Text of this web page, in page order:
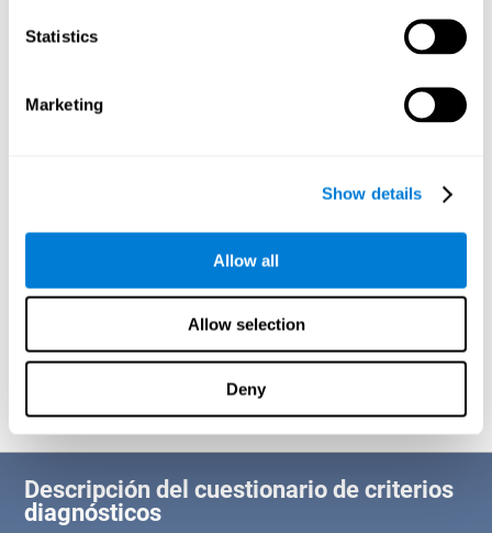
Statistics
Marketing
Show details
Allow all
Allow selection
Deny
Estudiantes con dificultades en el área de la lectura
Durante la etapa escolar, son muchas las habilidades que un/a
de gran utilidad cuando existen casos con fracaso escolar o
posibilidad del mismo, pues estos resultados pueden servir a
Identificar debilidades y fortalezas cognitivas en el área de la
A través de este test se podrá conocer el estado de las áreas
del cerebro destinadas a la lectura. Un mal estado de estas
capacidades podría ayudarnos a entender por qué el usuario
tiene dificultades para llevar a cabo una lectura comprensiva y
ágil, y a diseñar un plan de acción adaptado para fortalecer
estas áreas. Sin embargo, unos buenos resultados nos
indicarían que la persona tiene las capacidades cognitivas
relacionadas con la lectura igual o por encima de la media, en
base a su segmento de edad.
Descripción del cuestionario de criterios
diagnósticos